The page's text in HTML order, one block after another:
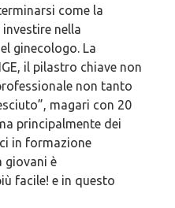
come la
nella
ginecologo. La
il pilastro chiave non
non tanto
magari con 20
principalmente dei
in formazione
giovani è
facile! e in questo